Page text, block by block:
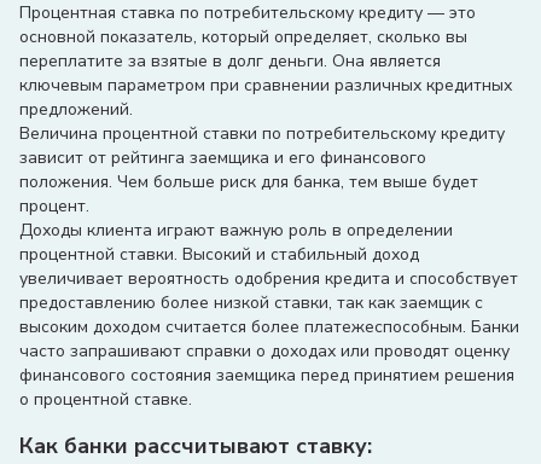
Процентная ставка по потребительскому кредиту — это
основной показатель, который определяет, сколько вы
переплатите за взятые в долг деньги. Она является
ключевым параметром при сравнении различных кредитных
предложений.
Величина процентной ставки по потребительскому кредиту
зависит от рейтинга заемщика и его финансового
положения. Чем больше риск для банка, тем выше будет
процент.
Доходы клиента играют важную роль в определении
процентной ставки. Высокий и стабильный доход
увеличивает вероятность одобрения кредита и способствует
предоставлению более низкой ставки, так как заемщик с
высоким доходом считается более платежеспособным. Банки
часто запрашивают справки о доходах или проводят оценку
финансового состояния заемщика перед принятием решения
о процентной ставке.
Как банки рассчитывают ставку: